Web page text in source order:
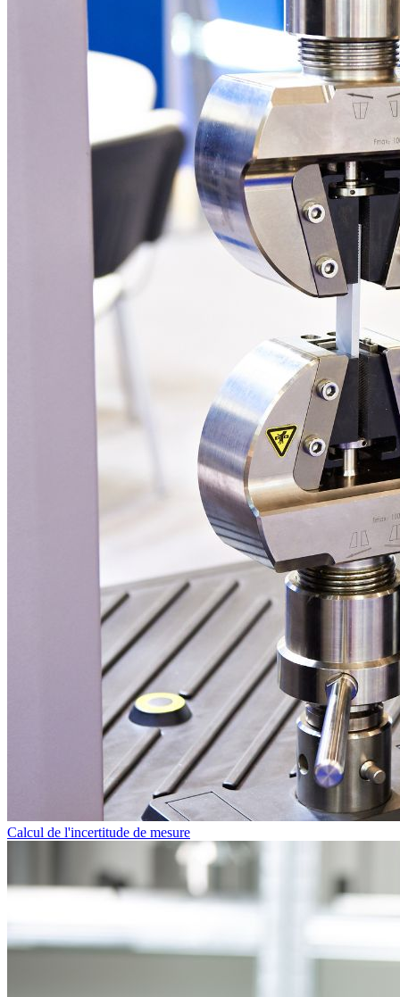
Calcul de l'incertitude de mesure